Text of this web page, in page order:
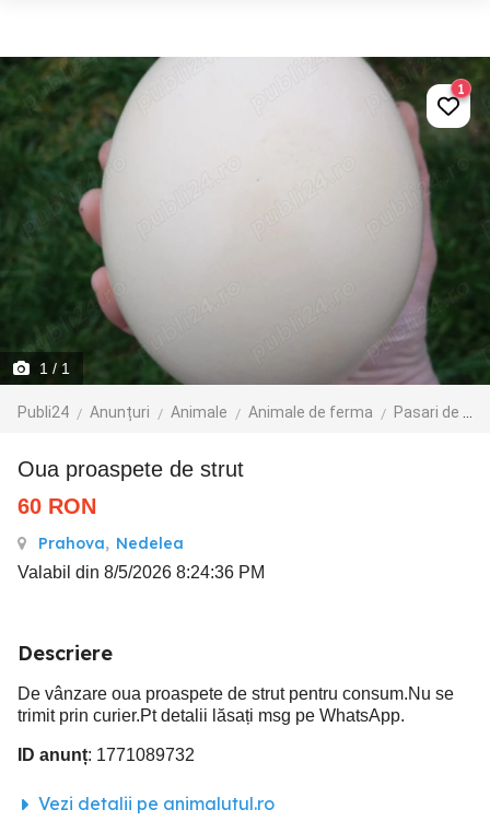
1 / 1
Publi24 Anunțuri Animale Animale de ferma Pasari de ferma
1
Oua proaspete de strut
60 RON
Prahova, Nedelea
Valabil din 8/5/2026 8:24:36 PM
Descriere
De vânzare oua proaspete de strut pentru consum.Nu se
trimit prin curier.Pt detalii lăsați msg pe WhatsApp.
ID anunț: 1771089732
Vezi detalii pe animalutul.ro